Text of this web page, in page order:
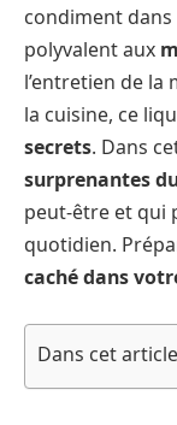
condiment dans
polyvalent aux
l’entretien de la
la cuisine, ce
secrets. Dans
surprenantes
peut-être et qui
quotidien.
caché dans
Dans cet